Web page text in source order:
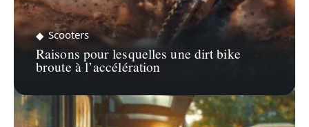
Scooters
Raisons pour lesquelles une dirt bike
broute à l’accélération